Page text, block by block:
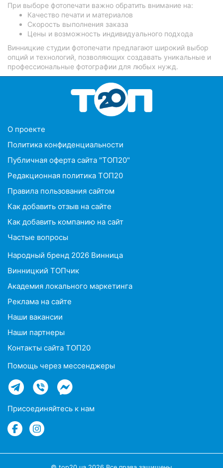
При выборе фотопечати важно обратить внимание на:
Качество печати и материалов
Скорость выполнения заказа
Цены и возможность индивидуального подхода
Винницкие студии фотопечати предлагают широкий выбор
опций и технологий, позволяющих создавать уникальные и
профессиональные фотографии для любых нужд.
O проекте
Политика конфиденциальности
Публичная оферта сайта "ТОП20"
Редакционная политика ТОП20
Правила пользования сайтом
Как добавить отзыв на сайте
Как добавить компанию на сайт
Частые вопросы
Народный бренд 2026 Винница
Винницкий ТОПчик
Академия локального маркетинга
Реклама на сайте
Наши вакансии
Наши партнеры
Контакты сайта ТОП20
Помощь через мессенджеры
Присоединяйтесь к нам